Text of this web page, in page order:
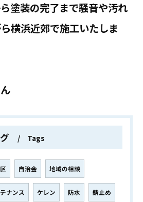
塗装の完了まで騒音や汚れ
横浜近郊で施工いたしま
Tags
自治会 地域の相談
ナンス ケレン 防水 錆止め